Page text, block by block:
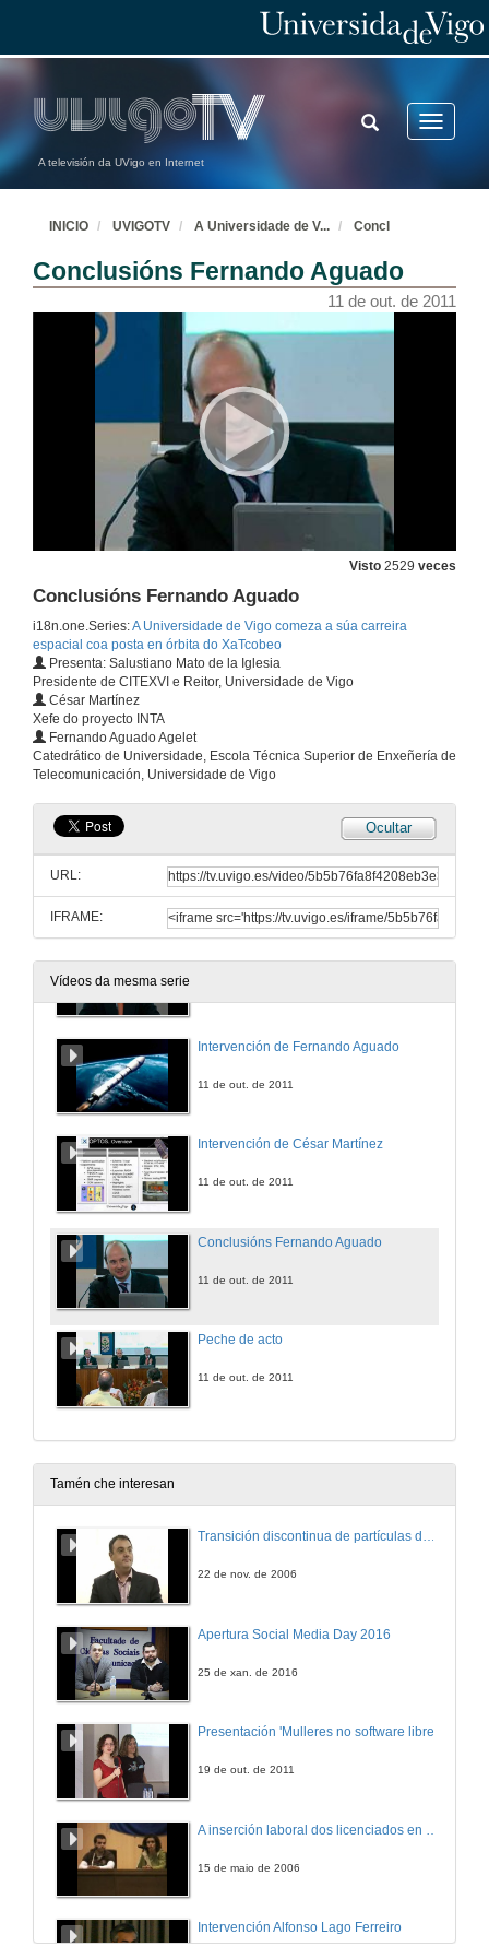
A televisión da UVigo en Internet
Toggle
TOGGLE
SEARCH
INICIO UVIGOTV A Universidade de V... Concl
Conclusións Fernando Aguado
11 de out. de 2011
Visto 2529 veces
Conclusións Fernando Aguado
i18n.one.Series:A Universidade de Vigo comeza a súa carreira
espacial coa posta en órbita do XaTcobeo
Presenta: Salustiano Mato de la Iglesia
Presidente de CITEXVI e Reitor, Universidade de Vigo
César Martínez
Xefe do proyecto INTA
Fernando Aguado Agelet
Catedrático de Universidade, Escola Técnica Superior de Enxeñería de
Telecomunicación, Universidade de Vigo
Ocultar
URL:
IFRAME:
Vídeos da mesma serie
Picosatélite antes da súa salida ó espacio
11 de out. de 2011
Intervención de Fernando Aguado
11 de out. de 2011
Intervención de César Martínez
11 de out. de 2011
Conclusións Fernando Aguado
11 de out. de 2011
Peche de acto
11 de out. de 2011
Tamén che interesan
Transición discontinua de partículas de microgel termosensible
22 de nov. de 2006
Apertura Social Media Day 2016
25 de xan. de 2016
Presentación 'Mulleres no software libre'
19 de out. de 2011
15 de maio de 2006
Intervención Alfonso Lago Ferreiro